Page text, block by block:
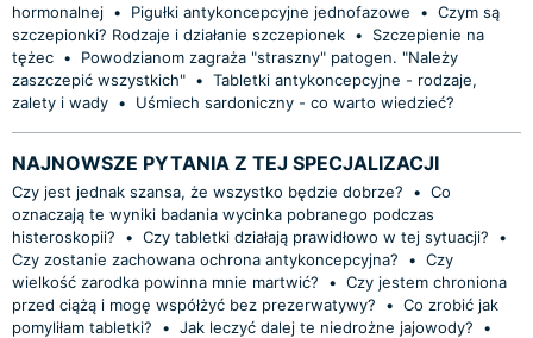
hormonalnej • Pigułki antykoncepcyjne jednofazowe • Czym są
szczepionki? Rodzaje i działanie szczepionek •
Szczepienie na
tężec •
Powodzianom zagraża "straszny" patogen. "Należy
zaszczepić wszystkich" • Tabletki antykoncepcyjne - rodzaje,
zalety i wady • Uśmiech sardoniczny - co warto wiedzieć?
NAJNOWSZE PYTANIA Z TEJ SPECJALIZACJI
Czy jest jednak szansa, że wszystko będzie dobrze? • Co
oznaczają te wyniki badania wycinka pobranego podczas
histeroskopii?
• Czy tabletki działają prawidłowo w tej sytuacji?
•
Czy zostanie zachowana ochrona antykoncepcyjna?
• Czy
wielkość zarodka powinna mnie martwić?
• Czy jestem chroniona
przed ciążą i mogę współżyć bez prezerwatywy?
• Co zrobić jak
pomyliłam tabletki?
• Jak leczyć dalej te niedrożne jajowody?
•